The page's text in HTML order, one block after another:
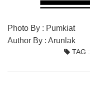
Photo By : Pumkiat
Author By : Arunlak
TAG :